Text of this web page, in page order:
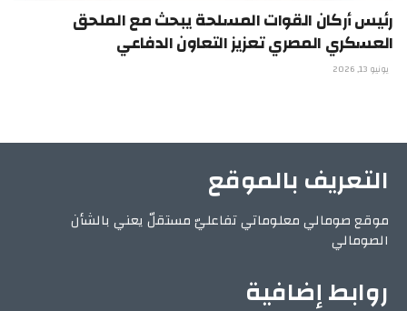
رئيس أركان القوات المسلحة يبحث مع الملحق
العسكري المصري تعزيز التعاون الدفاعي
يونيو 13, 2026
التعريف بالموقع
موقع صومالي معلوماتي تفاعليّ مستقلّ يعني بالشأن
الصومالي
روابط إضافية